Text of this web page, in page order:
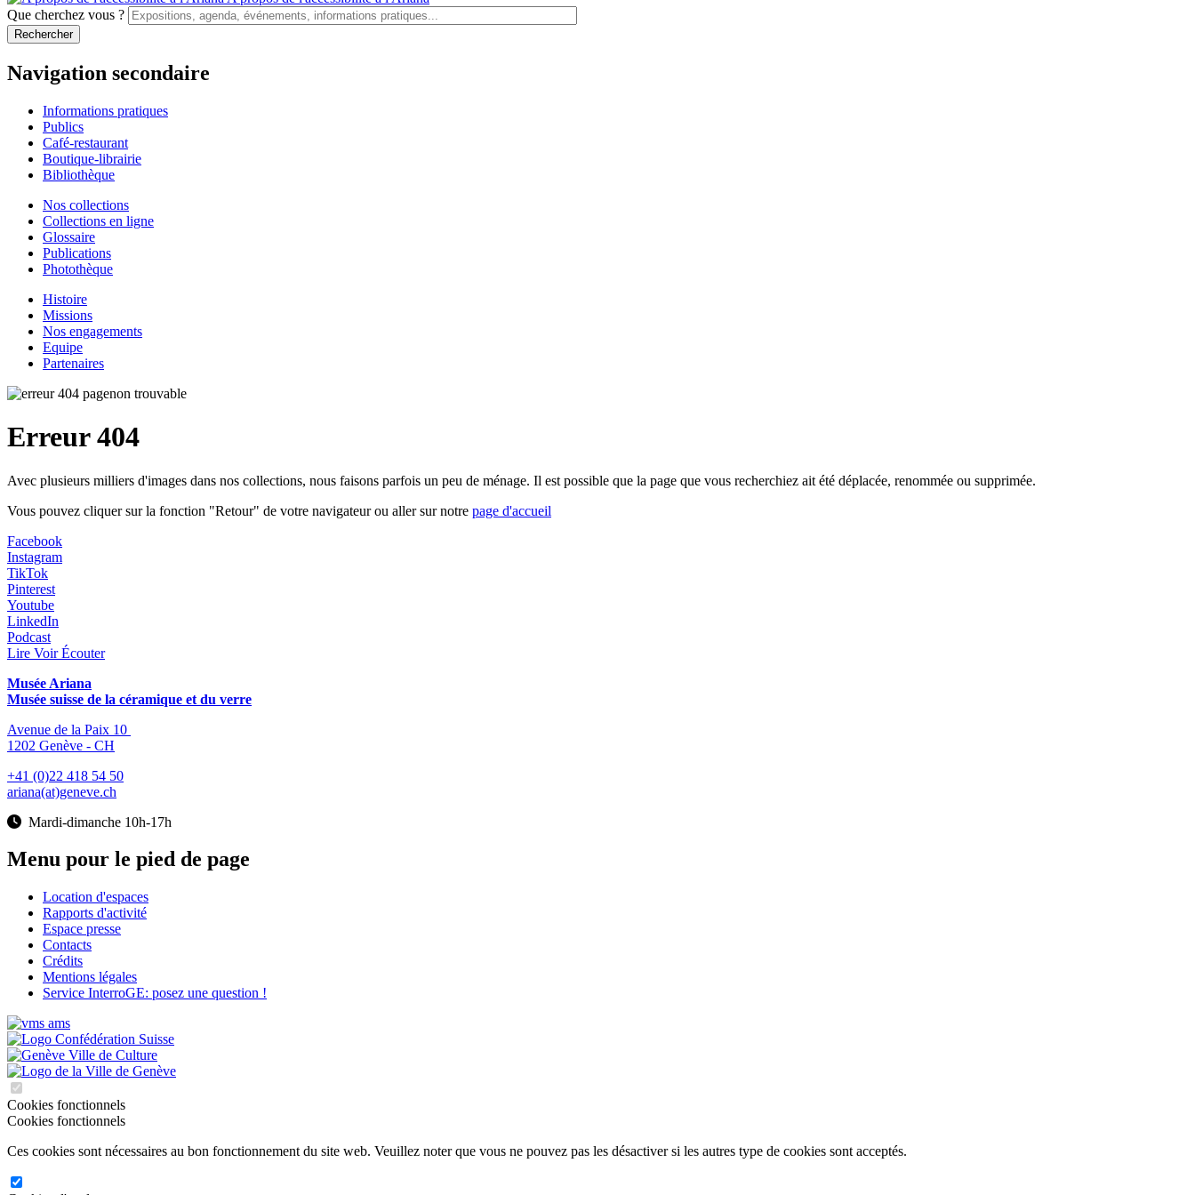
Que cherchez vous ?
Navigation secondaire
Informations pratiques
Publics
Café-restaurant
Boutique-librairie
Bibliothèque
Nos collections
Collections en ligne
Glossaire
Publications
Photothèque
Histoire
Missions
Nos engagements
Equipe
Partenaires
Erreur 404
Avec plusieurs milliers d'images dans nos collections, nous faisons parfois un peu de ménage. Il est possible que la page que vous recherchiez ait été déplacée, renommée ou supprimée.
Vous pouvez cliquer sur la fonction "Retour" de votre navigateur ou aller sur notre page d'accueil
Facebook
Instagram
TikTok
Pinterest
Youtube
LinkedIn
Podcast
Lire Voir Écouter
Musée Ariana
Musée suisse de la céramique et du verre
Avenue de la Paix 10
1202 Genève - CH
+41 (0)22 418 54 50
ariana(at)geneve.ch
Mardi-dimanche 10h-17h
Menu pour le pied de page
Location d'espaces
Rapports d'activité
Espace presse
Contacts
Crédits
Mentions légales
Service InterroGE: posez une question !
Cookies fonctionnels
Cookies fonctionnels
Ces cookies sont nécessaires au bon fonctionnement du site web. Veuillez noter que vous ne pouvez pas les désactiver si les autres type de cookies sont acceptés.